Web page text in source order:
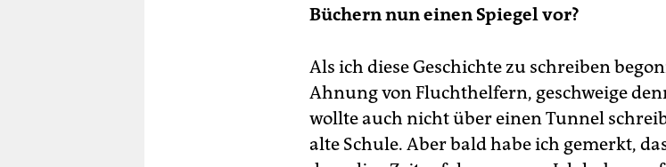
Büchern nun einen Spiegel vor?
Als ich diese Geschichte zu schrei­ben
Ahnung von Fluchthelfern, geschweige
wollte auch nicht über einen Tunnel
alte Schule. Aber bald habe ich gemerkt,